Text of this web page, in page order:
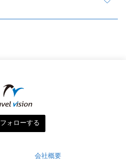
フォローする
会社概要